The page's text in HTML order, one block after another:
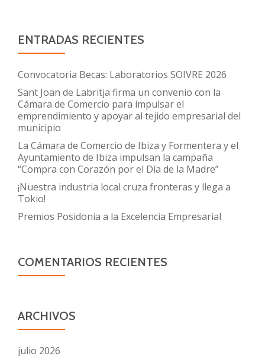
ENTRADAS RECIENTES
Convocatoria Becas: Laboratorios SOIVRE 2026
Sant Joan de Labritja firma un convenio con la
Cámara de Comercio para impulsar el
emprendimiento y apoyar al tejido empresarial del
municipio
La Cámara de Comercio de Ibiza y Formentera y el
Ayuntamiento de Ibiza impulsan la campaña
“Compra con Corazón por el Día de la Madre”
¡Nuestra industria local cruza fronteras y llega a
Tokio!
Premios Posidonia a la Excelencia Empresarial
COMENTARIOS RECIENTES
ARCHIVOS
julio 2026